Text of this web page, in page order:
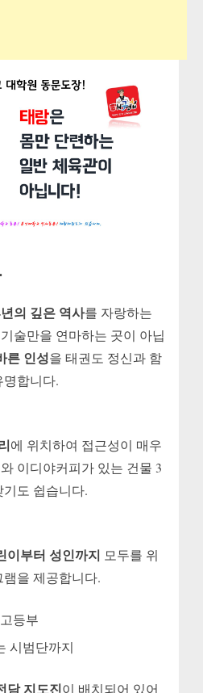
의 깊은 역사를 자랑하는
술만을 연마하는 곳이 아닙
른 인성을 태권도 정신과 함
합니다.
에 위치하여 접근성이 매우
이디야커피가 있는 건물 3
도 쉽습니다.
이부터 성인까지 모두를 위
을 제공합니다.
등부
시범단까지
담 지도진이 배치되어 있어